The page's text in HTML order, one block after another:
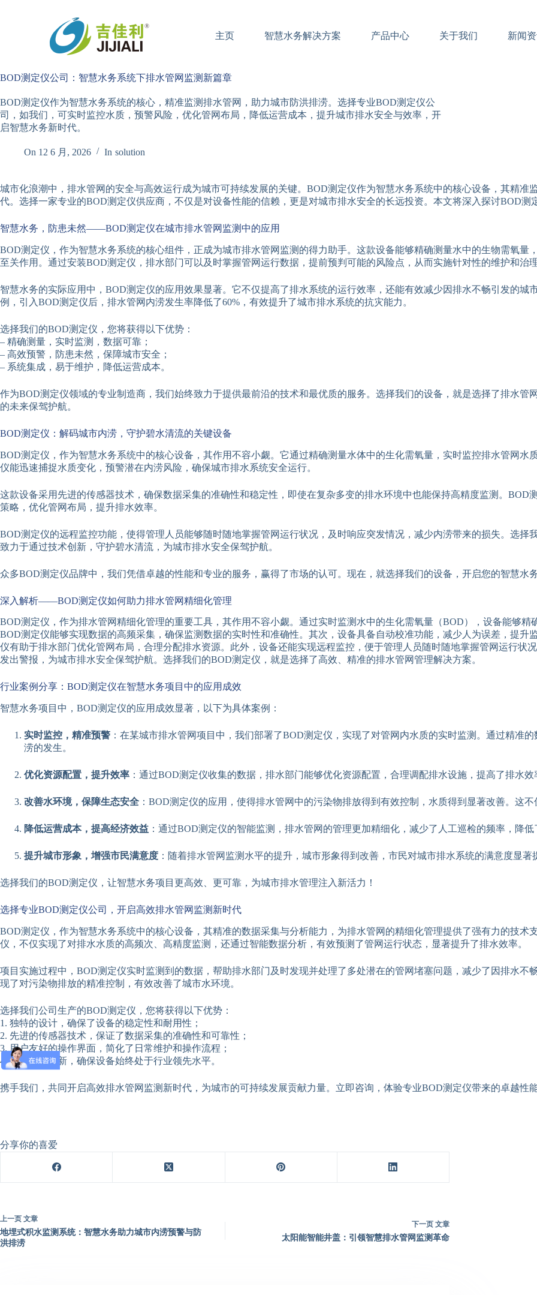
主页 智慧水务解决方案 产品中心 关于我们 新闻
BOD测定仪公司：智慧水务系统下排水管网监测新篇章
BOD测定仪作为智慧水务系统的核心，精准监测排水管网，助力城市防洪排涝。选择专业BOD测定仪公
司，如我们，可实时监控水质，预警风险，优化管网布局，降低运营成本，提升城市排水安全与效率，开
启智慧水务新时代。
On 12 6 月, 2026 In solution
城市化浪潮中，排水管网的安全与高效运行成为城市可持续发展的关键。BOD测定仪作为智慧水务系统中的核心设备，其精
代。选择一家专业的BOD测定仪供应商，不仅是对设备性能的信赖，更是对城市排水安全的长远投资。本文将深入探讨BOD
智慧水务，防患未然——BOD测定仪在城市排水管网监测中的应用
BOD测定仪，作为智慧水务系统的核心组件，正成为城市排水管网监测的得力助手。这款设备能够精确测量水中的生物需氧
至关作用。通过安装BOD测定仪，排水部门可以及时掌握管网运行数据，提前预判可能的风险点，从而实施针对性的维护和治
智慧水务的实际应用中，BOD测定仪的应用效果显著。它不仅提高了排水系统的运行效率，还能有效减少因排水不畅引发的
例，引入BOD测定仪后，排水管网内涝发生率降低了60%，有效提升了城市排水系统的抗灾能力。
选择我们的BOD测定仪，您将获得以下优势：
– 精确测量，实时监测，数据可靠；
– 高效预警，防患未然，保障城市安全；
– 系统集成，易于维护，降低运营成本。
作为BOD测定仪领域的专业制造商，我们始终致力于提供最前沿的技术和最优质的服务。选择我们的设备，就是选择了排水
的未来保驾护航。
BOD测定仪：解码城市内涝，守护碧水清流的关键设备
BOD测定仪，作为智慧水务系统中的核心设备，其作用不容小觑。它通过精确测量水体中的生化需氧量，实时监控排水管网
仪能迅速捕捉水质变化，预警潜在内涝风险，确保城市排水系统安全运行。
这款设备采用先进的传感器技术，确保数据采集的准确性和稳定性，即使在复杂多变的排水环境中也能保持高精度监测。
策略，优化管网布局，提升排水效率。
BOD测定仪的远程监控功能，使得管理人员能够随时随地掌握管网运行状况，及时响应突发情况，减少内涝带来的损失。选
致力于通过技术创新，守护碧水清流，为城市排水安全保驾护航。
众多BOD测定仪品牌中，我们凭借卓越的性能和专业的服务，赢得了市场的认可。现在，就选择我们的设备，开启您的智慧水
深入解析——BOD测定仪如何助力排水管网精细化管理
BOD测定仪，作为排水管网精细化管理的重要工具，其作用不容小觑。通过实时监测水中的生化需氧量（BOD），设备能够
BOD测定仪能够实现数据的高频采集，确保监测数据的实时性和准确性。其次，设备具备自动校准功能，减少人为误差，提
仪有助于排水部门优化管网布局，合理分配排水资源。此外，设备还能实现远程监控，便于管理人员随时随地掌握管网运行状
发出警报，为城市排水安全保驾护航。选择我们的BOD测定仪，就是选择了高效、精准的排水管网管理解决方案。
行业案例分享：BOD测定仪在智慧水务项目中的应用成效
智慧水务项目中，BOD测定仪的应用成效显著，以下为具体案例：
实时监控，精准预警 ：在某城市排水管网项目中，我们部署了BOD测定仪，实现了对管网内水质的实时监测。通过精准
涝的发生。
优化资源配置，提升效率 ：通过BOD测定仪收集的数据，排水部门能够优化资源配置，合理调配排水设施，提高了排水
改善水环境，保障生态安全 ：BOD测定仪的应用，使得排水管网中的污染物排放得到有效控制，水质得到显著改善。这
降低运营成本，提高经济效益 ：通过BOD测定仪的智能监测，排水管网的管理更加精细化，减少了人工巡检的频率，降
提升城市形象，增强市民满意度 ：随着排水管网监测水平的提升，城市形象得到改善，市民对城市排水系统的满意度显
选择我们的BOD测定仪，让智慧水务项目更高效、更可靠，为城市排水管理注入新活力！
选择专业BOD测定仪公司，开启高效排水管网监测新时代
BOD测定仪，作为智慧水务系统中的核心设备，其精准的数据采集与分析能力，为排水管网的精细化管理提供了强有力的技
仪，不仅实现了对排水水质的高频次、高精度监测，还通过智能数据分析，有效预测了管网运行状态，显著提升了排水效率。
项目实施过程中，BOD测定仪实时监测到的数据，帮助排水部门及时发现并处理了多处潜在的管网堵塞问题，减少了因排水
现了对污染物排放的精准控制，有效改善了城市水环境。
选择我们公司生产的BOD测定仪，您将获得以下优势：
1. 独特的设计，确保了设备的稳定性和耐用性；
2. 先进的传感器技术，保证了数据采集的准确性和可靠性；
3. 用户友好的操作界面，简化了日常维护和操作流程；
4. 定期技术更新，确保设备始终处于行业领先水平。
携手我们，共同开启高效排水管网监测新时代，为城市的可持续发展贡献力量。立即咨询，体验专业BOD测定仪带来的卓越性
分享你的喜爱
上一页 文章
地埋式积水监测系统：智慧水务助力城市内涝预警与防
洪排涝
下一页 文章
太阳能智能井盖：引领智慧排水管网监测革命